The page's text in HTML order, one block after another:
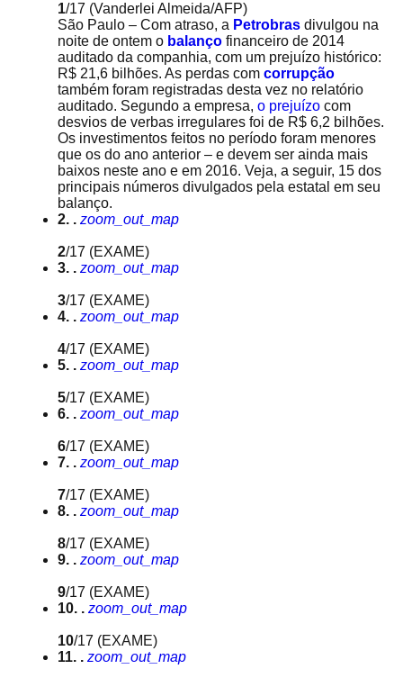
1/17 (Vanderlei Almeida/AFP)
São Paulo – Com atraso, a Petrobras divulgou na
noite de ontem o balanço financeiro de 2014
auditado da companhia, com um prejuízo histórico:
R$ 21,6 bilhões. As perdas com corrupção
também foram registradas desta vez no relatório
auditado. Segundo a empresa, o prejuízo com
desvios de verbas irregulares foi de R$ 6,2 bilhões.
Os investimentos feitos no período foram menores
que os do ano anterior – e devem ser ainda mais
baixos neste ano e em 2016. Veja, a seguir, 15 dos
principais números divulgados pela estatal em seu
balanço.
2. . zoom_out_map
2/17 (EXAME)
3. . zoom_out_map
3/17 (EXAME)
4. . zoom_out_map
4/17 (EXAME)
5. . zoom_out_map
5/17 (EXAME)
6. . zoom_out_map
6/17 (EXAME)
7. . zoom_out_map
7/17 (EXAME)
8. . zoom_out_map
8/17 (EXAME)
9. . zoom_out_map
9/17 (EXAME)
10. . zoom_out_map
10/17 (EXAME)
11. . zoom_out_map